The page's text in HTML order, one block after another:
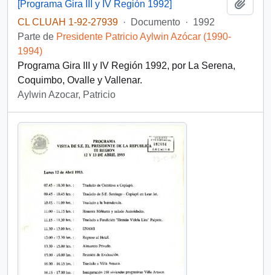
[Programa Gira III y IV Región 1992]
CL CLUAH 1-92-27939 · Documento · 1992
Parte de Presidente Patricio Aylwin Azócar (1990-
1994)
Programa Gira III y IV Región 1992, por La Serena,
Coquimbo, Ovalle y Vallenar.
Aylwin Azocar, Patricio